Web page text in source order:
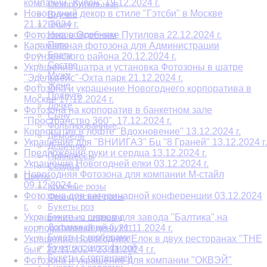
Оскорбительные
Внучке
Внуку
Новорожденным
Папе
Брату
Сестре
Мужу
Жене
Подруге
Дочке
Сыну
Фольгированные
Дембель
Девичник
Принцессы
Сердца
Цветы
Красные розы
Французские розы
Букеты роз
Букеты с пионами
Дофаминовый букет
Букеты с герберами
Букеты с гипсофилой
Букеты с гортензией
компании "Кулон" 19.12.2024 г.
Новогодний декор в стиле "Гэтсби" в Москве
21.12.2024 г.
Фотозона в Особняке Путилова 22.12.2024 г.
Карамельная фотозона для Администрации
Фрунзенского района 20.12.2024 г.
Украшение шатра и установка Фотозоны в шатре
"Эдельвейс"-Охта парк 21.12.2024 г.
Фотозона и украшение Новогоднего корпоратива в
Москве 17.12.2024 г.
Фотозона на корпоратив в банкетном зале
"Пространство 360". 17.12.2024 г.
Корпоратив в лофте "Вдохновение" 13.12.2024 г.
Украшение для "ВНИИГАЗ" Бц "8 Граней" 13.12.2024 г.
Предложение руки и сердца 13.12.2024 г.
Украшение Новогодней елки 03.12.2024 г.
Новогодняя Фотозона для компании М-стайл
09.12.2024 г.
Фотозона для ветеринарной конференции 03.12.2024
г.
Украшение из шаров для завода "Балтика",на
корпоративный день 21.11.2024 г.
Украшение Новогодних Елок в двух ресторанах "THE
бык" 22.11.2024-23.11.2024 г.г.
Фотозона и украшение для компании "ОКВЭЙ"